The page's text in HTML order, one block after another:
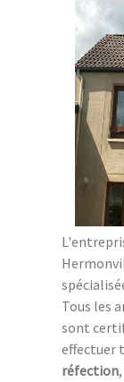
Tous les
sont
effectuer
réfection,